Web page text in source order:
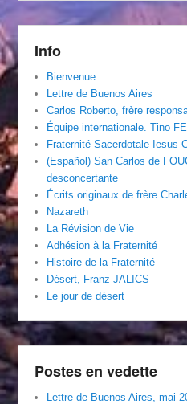
Info
Bienvenue
Lettre de Buenos Aires
Carlos Roberto, frère
Équipe internationale. Tino
Fraternité Sacerdotale Iesus
(Español) San Carlos de
desconcertante
Écrits originaux de frère
Nazareth
La Révision de Vie
Adhésion à la Fraternité
Histoire de la Fraternité
Désert, Franz JALICS
Le jour de désert
Postes en vedette
Lettre de Buenos Aires, mai